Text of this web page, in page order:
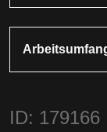
ID: 179166